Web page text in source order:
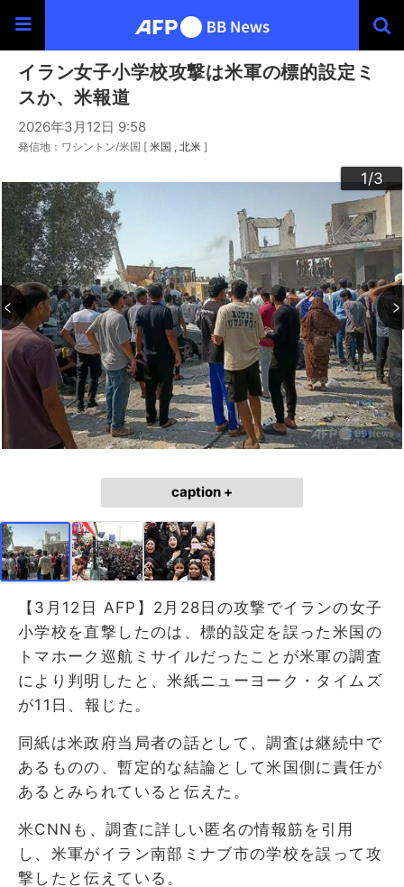
イラン女子小学校攻撃は米軍の標的設定ミ
スか、米報道
2026年3月12日 9:58
発信地：ワシントン/米国 [ 米国 北米 ]
1/3
2/3
3/3
caption +
【3月12日 AFP】2月28日の攻撃でイランの女子
小学校を直撃したのは、標的設定を誤った米国の
トマホーク巡航ミサイルだったことが米軍の調査
により判明したと、米紙ニューヨーク・タイムズ
が11日、報じた。
同紙は米政府当局者の話として、調査は継続中で
あるものの、暫定的な結論として米国側に責任が
あるとみられていると伝えた。
米CNNも、調査に詳しい匿名の情報筋を引用
し、米軍がイラン南部ミナブ市の学校を誤って攻
撃したと伝えている。